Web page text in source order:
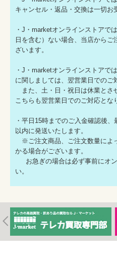
キャンセル・返品・交換は一切お
・J・marketオンラインストアで
日を含む）ない場合、当店から
ざいます。
・J・marketオンラインストアで
に関しましては、翌営業日でのご
また、土・日・祝日は休業とさ
こちらも翌営業日でのご対応と
・平日15時までのご入金確認後
以内に発送いたします。
※ご注文商品、ご注文数量によ
かる場合がございます。
お急ぎの場合は必ず事前にオン
い。